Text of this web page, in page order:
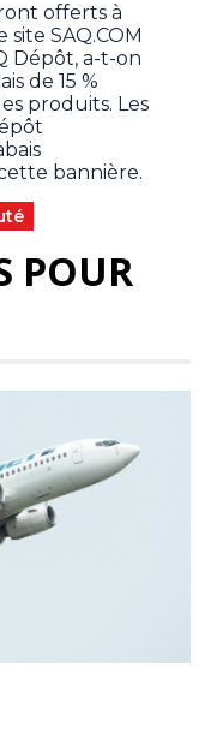
offerts à
SAQ.COM
Dépôt, a-t-on
de 15 %
produits. Les
bannière.
POUR